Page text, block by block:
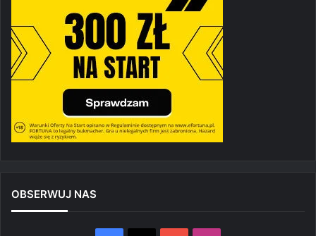
OBSERWUJ NAS